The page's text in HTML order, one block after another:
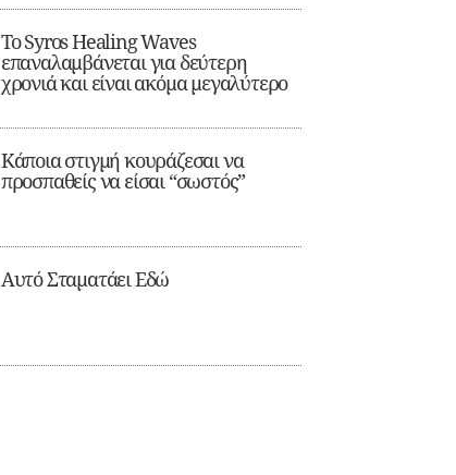
Το Syros Healing Waves
επαναλαμβάνεται για δεύτερη
χρονιά και είναι ακόμα μεγαλύτερο
Κάποια στιγμή κουράζεσαι να
προσπαθείς να είσαι “σωστός”
Αυτό Σταματάει Εδώ